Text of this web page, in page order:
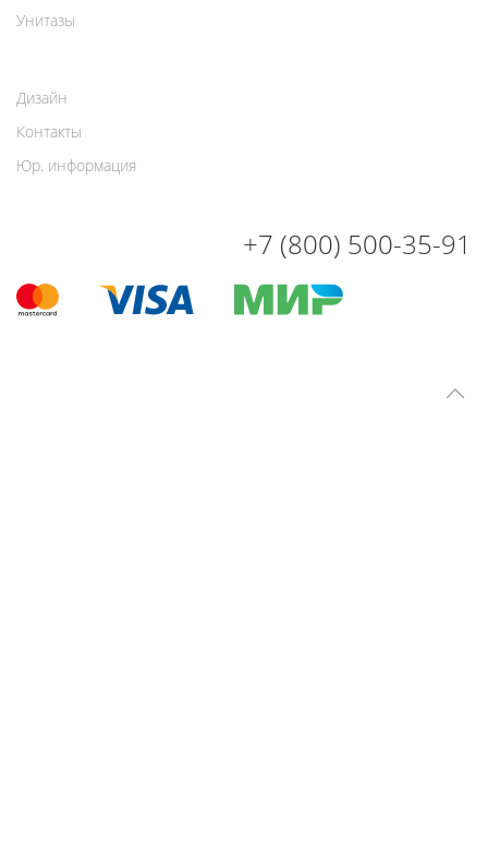
Унитазы
Дизайн
Контакты
Юр. информация
+7 (800) 500-35-91